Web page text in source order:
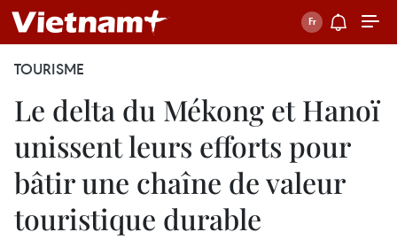
TOURISME
Le delta du Mékong et Hanoï
unissent leurs efforts pour
bâtir une chaîne de valeur
touristique durable